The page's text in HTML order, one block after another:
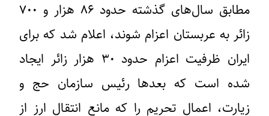
مطابق سال‌های گذشته حدود ۸۶ هزار و ۷۰۰
زائر به عربستان اعزام شوند، اعلام شد که برای
ایران ظرفیت اعزام حدود ۳۰ هزار زائر ایجاد
شده است که بعدها رئیس سازمان حج و
زیارت، اعمال تحریم را که مانع انتقال ارز از